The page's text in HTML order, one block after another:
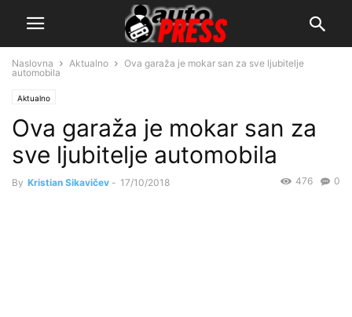
Naslovna Aktualno
Ova garaža je mokar san za sve ljubitelje
automobila
Aktualno
Ova garaža je mokar san za
sve ljubitelje automobila
By Kristian Sikavičev - 17/10/2018 0
476